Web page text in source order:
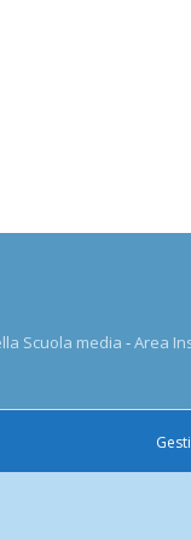
Scuola media -Area